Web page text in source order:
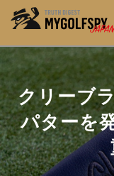
クリーブ
パターを
MOST WANTED
NEW RELEASES 新
HOW TO ゴルフ上
LAB テスト・データ
※メーカー名やクラブ名
力してください。